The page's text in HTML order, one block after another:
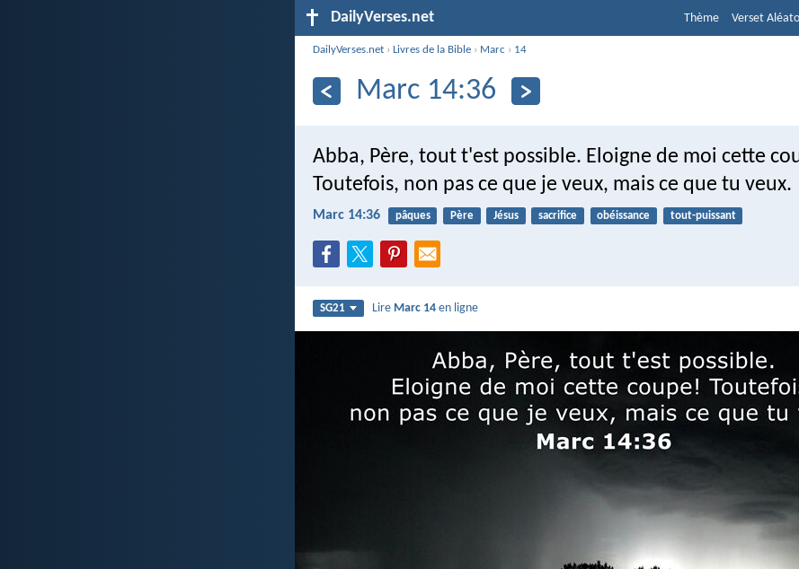
DailyVerses.net Thème Verset
DailyVerses.net ›Livres de la Bible › Marc › 14
Marc 14:36
Abba, Père, tout t'est possible. Eloigne de moi cette
Toutefois, non pas ce que je veux, mais ce que tu veux.
Marc 14:36 pâques Père Jésus sacrifice obéissance tout-puissant
SG21 Lire Marc 14 en ligne